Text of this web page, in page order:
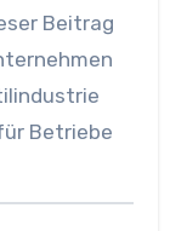
Beitrag
Betriebe